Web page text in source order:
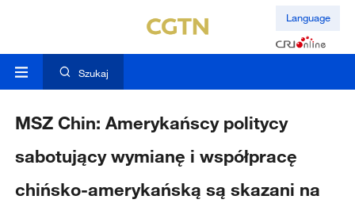
Language
Szukaj
MSZ Chin: Amerykańscy politycy
sabotujący wymianę i współpracę
chińsko-amerykańską są skazani na